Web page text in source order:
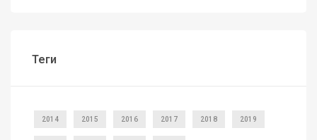
Теги
2014 2015 2016 2017 2018 2019